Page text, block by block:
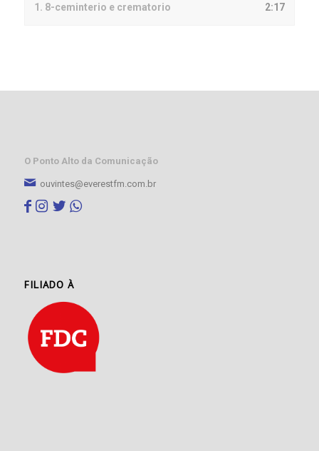
1. 8-ceminterio e crematorio 2:17
O Ponto Alto da Comunicação
ouvintes@everestfm.com.br
FILIADO À